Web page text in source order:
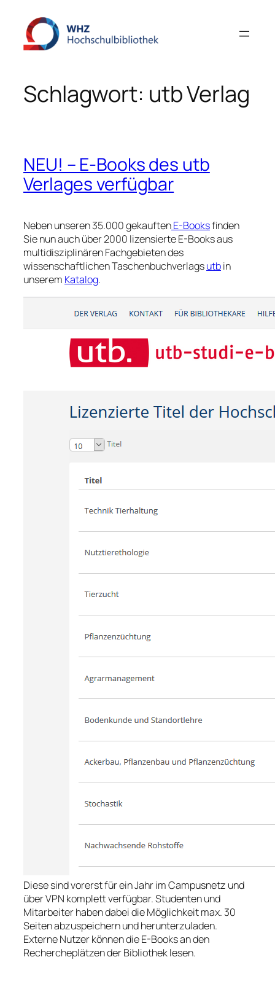
Inhalt
springen
Schlagwort: utb Verlag
NEU! – E-Books des utb
Verlages verfügbar
Neben unseren 35.000 gekauftenE-Booksfinden
Sie nun auch über 2000 lizensierte E-Books aus
multidisziplinären Fachgebieten des
wissenschaftlichen Taschenbuchverlagsutbin
unserem Katalog.
Diese sind vorerst für ein Jahr im Campusnetz und
über VPN komplett verfügbar. Studenten und
Mitarbeiter haben dabei die Möglichkeit max. 30
Seiten abzuspeichern und herunterzuladen.
Externe Nutzer können die E-Books an den
Rechercheplätzen der Bibliothek lesen.